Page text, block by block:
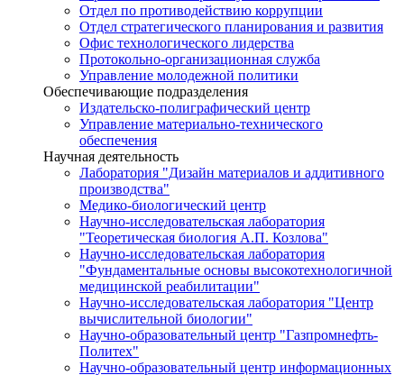
Отдел по противодействию коррупции
Отдел стратегического планирования и развития
Офис технологического лидерства
Протокольно-организационная служба
Управление молодежной политики
Обеспечивающие подразделения
Издательско-полиграфический центр
Управление материально-технического
обеспечения
Научная деятельность
Лаборатория "Дизайн материалов и аддитивного
производства"
Медико-биологический центр
Научно-исследовательская лаборатория
"Теоретическая биология А.П. Козлова"
Научно-исследовательская лаборатория
"Фундаментальные основы высокотехнологичной
медицинской реабилитации"
Научно-исследовательская лаборатория "Центр
вычислительной биологии"
Научно-образовательный центр "Газпромнефть-
Политех"
Научно-образовательный центр информационных